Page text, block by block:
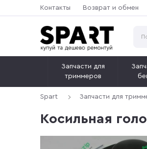
Контакты Возврат и обмен
Запчасти для
триммеров
Spart Запчасти для
Косильная